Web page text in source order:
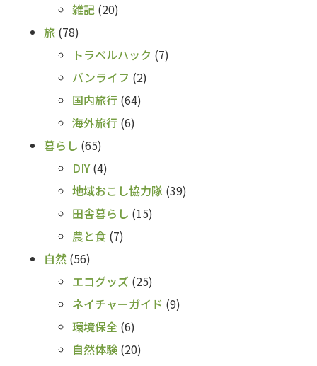
雑記 (20)
旅 (78)
トラベルハック (7)
バンライフ (2)
国内旅行 (64)
海外旅行 (6)
暮らし (65)
DIY(4)
地域おこし協力隊 (39)
田舎暮らし (15)
農と食 (7)
自然 (56)
エコグッズ (25)
ネイチャーガイド (9)
環境保全 (6)
自然体験 (20)